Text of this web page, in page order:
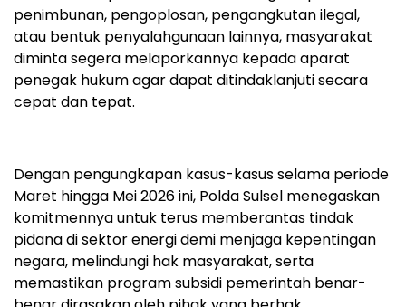
penimbunan, pengoplosan, pengangkutan ilegal,
atau bentuk penyalahgunaan lainnya, masyarakat
diminta segera melaporkannya kepada aparat
penegak hukum agar dapat ditindaklanjuti secara
cepat dan tepat.
Dengan pengungkapan kasus-kasus selama periode
Maret hingga Mei 2026 ini, Polda Sulsel menegaskan
komitmennya untuk terus memberantas tindak
pidana di sektor energi demi menjaga kepentingan
negara, melindungi hak masyarakat, serta
memastikan program subsidi pemerintah benar-